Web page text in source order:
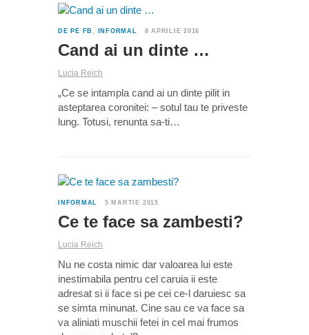
DE PE FB INFORMAL 8 APRILIE 2016
Cand ai un dinte …
Lucia Reich
„Ce se intampla cand ai un dinte pilit in
asteptarea coronitei: – sotul tau te priveste
lung. Totusi, renunta sa-ti…
INFORMAL 5 MARTIE 2015
Ce te face sa zambesti?
Lucia Reich
Nu ne costa nimic dar valoarea lui este
inestimabila pentru cel caruia ii este
adresat si ii face si pe cei ce-l daruiesc sa
se simta minunat. Cine sau ce va face sa
va aliniati muschii fetei in cel mai frumos